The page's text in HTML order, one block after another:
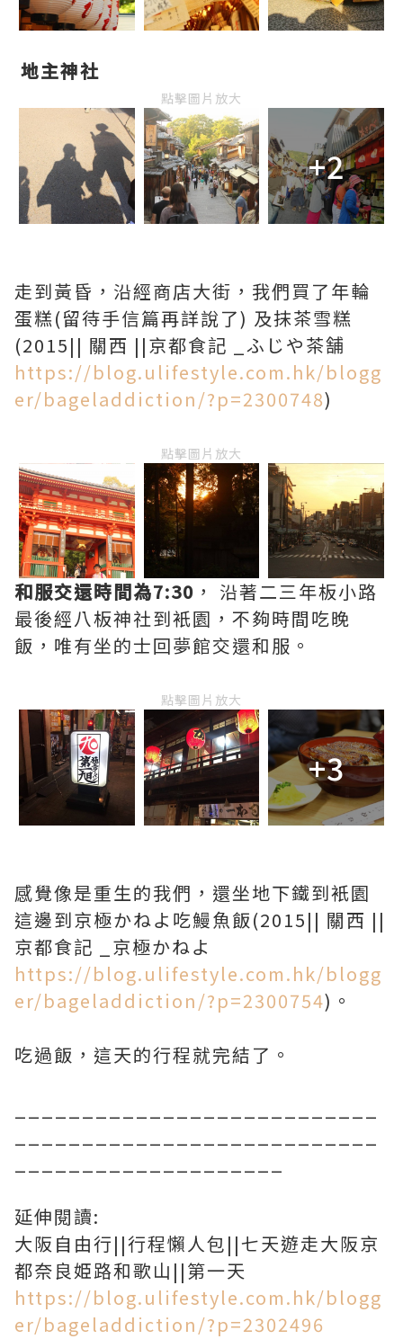
地主神社
點擊圖片放大
+2
走到黃昏，沿經商店大街，我們買了年輪
蛋糕(留待手信篇再詳說了) 及抹茶雪糕
(2015|| 關西 ||京都食記 _ふじや茶舗
https://blog.ulifestyle.com.hk/blogg
er/bageladdiction/?p=2300748)
點擊圖片放大
和服交還時間為7:30 ， 沿著二三年板小路
最後經八板神社到衹園，不夠時間吃晚
飯，唯有坐的士回夢館交還和服。
點擊圖片放大
+3
感覺像是重生的我們，還坐地下鐵到衹園
這邊到京極かねよ吃鰻魚飯(2015|| 關西 ||
京都食記 _京極かねよ
https://blog.ulifestyle.com.hk/blogg
er/bageladdiction/?p=2300754)。
吃過飯，這天的行程就完結了。
延伸閱讀:
大阪自由行||行程懶人包||七天遊走大阪京
都奈良姫路和歌山||第一天
https://blog.ulifestyle.com.hk/blogg
er/bageladdiction/?p=2302496